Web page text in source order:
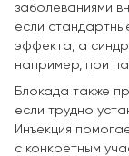
заболеваниями
если
эффекта, а
например, при
Блокада также
если трудно
Инъекция
с конкретным